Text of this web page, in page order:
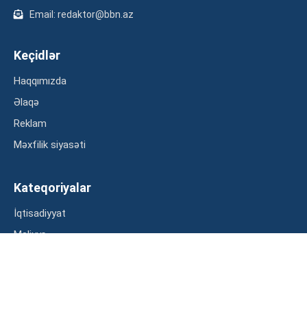
Email: redaktor@bbn.az
Keçidlər
Haqqımızda
Əlaqə
Reklam
Məxfilik siyasəti
Kateqoriyalar
İqtisadiyyat
Maliyyə